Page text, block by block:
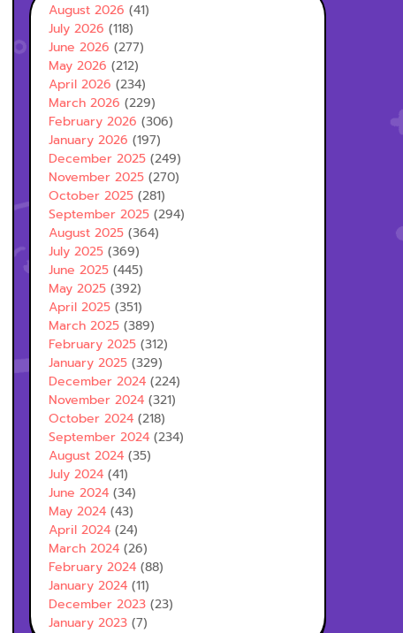
August 2026 (41)
July 2026 (118)
June 2026 (277)
May 2026 (212)
April 2026 (234)
March 2026 (229)
February 2026 (306)
January 2026 (197)
December 2025 (249)
November 2025 (270)
October 2025 (281)
September 2025 (294)
August 2025 (364)
July 2025 (369)
June 2025 (445)
May 2025 (392)
April 2025 (351)
March 2025 (389)
February 2025 (312)
January 2025 (329)
December 2024 (224)
November 2024 (321)
October 2024 (218)
September 2024 (234)
August 2024 (35)
July 2024 (41)
June 2024 (34)
May 2024 (43)
April 2024 (24)
March 2024 (26)
February 2024 (88)
January 2024 (11)
December 2023 (23)
January 2023 (7)